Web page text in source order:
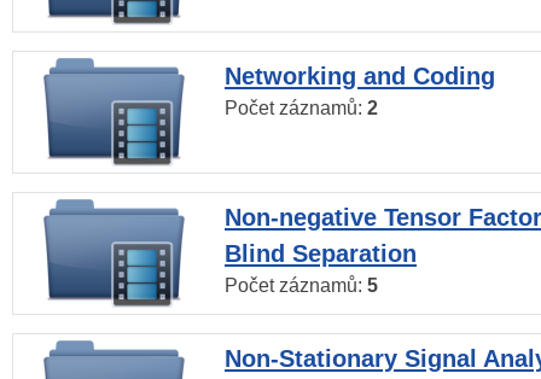
Networking and Coding
Počet záznamů: 2
Non-negative Tensor
Blind Separation
Počet záznamů: 5
Non-Stationary Signal